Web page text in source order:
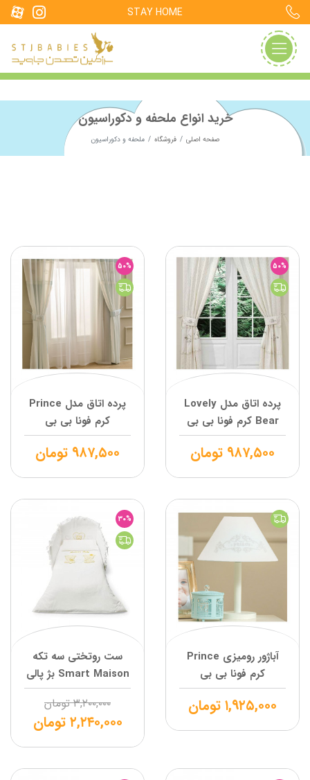
STAY HOME
خرید انواع ملحفه و دکوراسیون
صفحه اصلی فروشگاه ملحفه و دکوراسیون
50%
پرده اتاق مدل Lovely
Bear کرم فونا بی بی
۹۸۷,۵۰۰ تومان
50%
پرده اتاق مدل Prince
کرم فونا بی بی
۹۸۷,۵۰۰ تومان
آباژور رومیزی Prince
کرم فونا بی بی
۱,۹۲۵,۰۰۰تومان
30%
ست روتختی سه تکه
Smart Maison بژ پالی
۳,۲۰۰,۰۰۰ تومان
۲,۲۴۰,۰۰۰ تومان